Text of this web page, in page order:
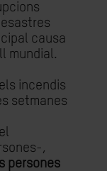
causa
mundial.
incendis
setmanes
,
persones